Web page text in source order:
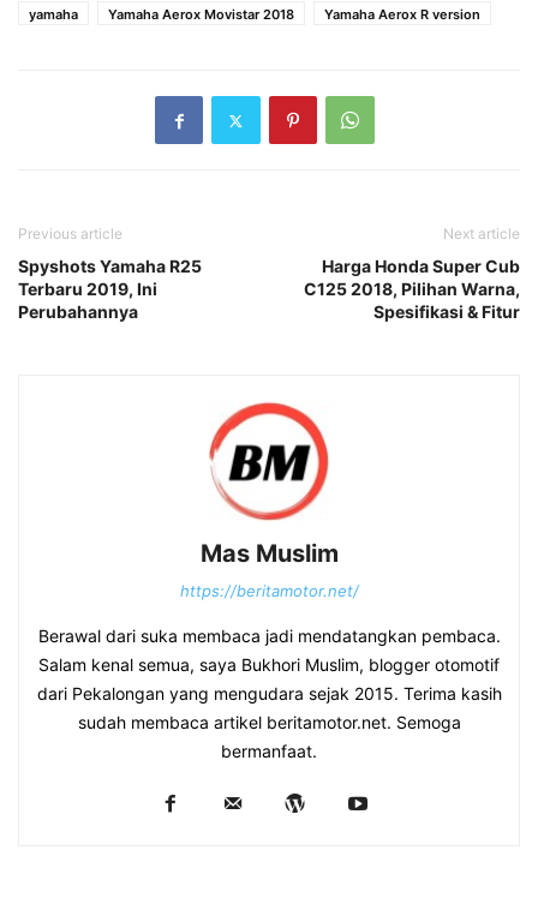
yamaha
Yamaha Aerox Movistar 2018 Yamaha Aerox R version
Previous article
Spyshots Yamaha R25
Terbaru 2019, Ini
Perubahannya
Next article
Harga Honda Super Cub
C125 2018, Pilihan Warna,
Spesifikasi & Fitur
Mas Muslim
https://beritamotor.net/
Berawal dari suka membaca jadi mendatangkan pembaca.
Salam kenal semua, saya Bukhori Muslim, blogger otomotif
dari Pekalongan yang mengudara sejak 2015. Terima kasih
sudah membaca artikel beritamotor.net. Semoga
bermanfaat.